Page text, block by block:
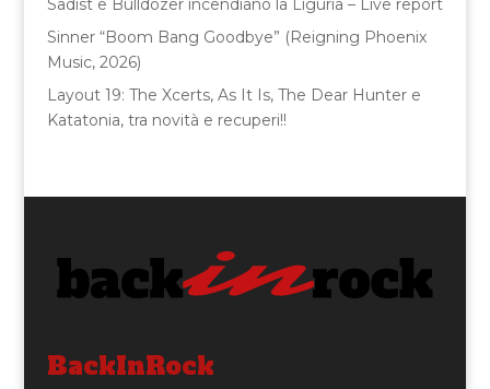
Sadist e Bulldozer incendiano la Liguria – Live report
Sinner “Boom Bang Goodbye” (Reigning Phoenix
Music, 2026)
Layout 19: The Xcerts, As It Is, The Dear Hunter e
Katatonia, tra novità e recuperi!!
BackInRock